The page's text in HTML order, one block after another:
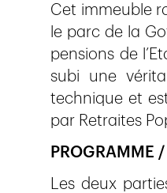
Cet immeuble
le parc de la
pensions de
subi une
technique et
par Retraites
PROGRAMME
Les deux